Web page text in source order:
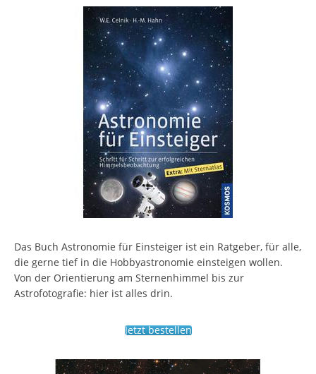
Das Buch Astronomie für Einsteiger ist ein Ratgeber, für alle,
die gerne tief in die Hobbyastronomie einsteigen wollen.
Von der Orientierung am Sternenhimmel bis zur
Astrofotografie: hier ist alles drin.
Jetzt bestellen